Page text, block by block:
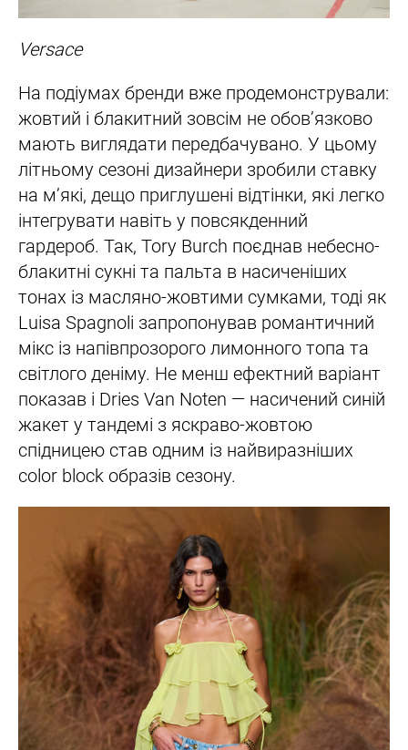
Versace
На подіумах бренди вже продемонстрували:
жовтий і блакитний зовсім не обов’язково
мають виглядати передбачувано. У цьому
літньому сезоні дизайнери зробили ставку
на м’які, дещо приглушені відтінки, які легко
інтегрувати навіть у повсякденний
гардероб. Так, Tory Burch поєднав небесно-
блакитні сукні та пальта в насиченіших
тонах із масляно-жовтими сумками, тоді як
Luisa Spagnoli запропонував романтичний
мікс із напівпрозорого лимонного топа та
світлого деніму. Не менш ефектний варіант
показав і Dries Van Noten — насичений синій
жакет у тандемі з яскраво-жовтою
спідницею став одним із найвиразніших
color block образів сезону.